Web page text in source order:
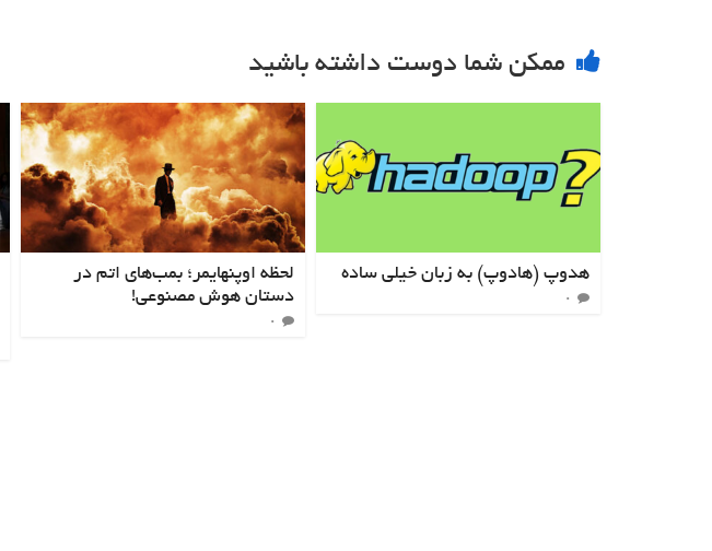
ممکن شما دوست داشته باشید
هدوپ (هادوپ) به زبان خیلی ساده
۰
لحظه اوپنهایمر؛ بمب‌های اتم در
دستان هوش مصنوعی!
۰